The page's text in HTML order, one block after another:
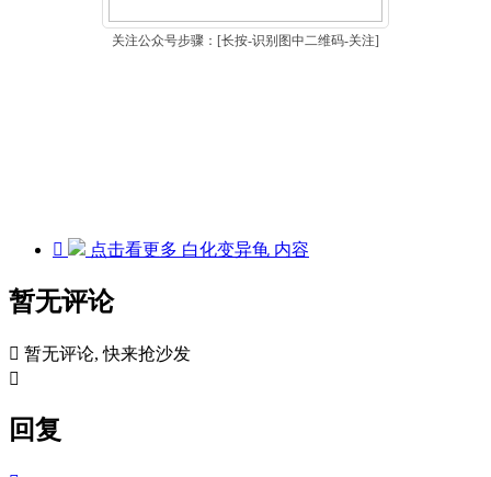
关注公众号步骤：[长按-识别图中二维码-关注]
 点击看更多 白化变异龟 内容
暂无评论
 暂无评论, 快来抢沙发

回复